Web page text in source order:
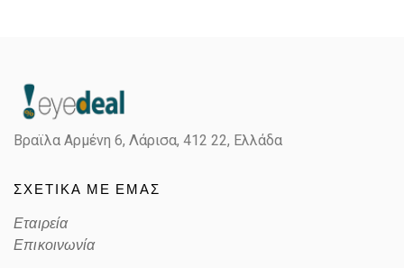
Color
Lens Color POLARIZED GRAY
Color code
Βραϊλα Αρμένη 6, Λάρισα, 412 22, Ελλάδα
ΣΧΕΤΙΚΑ ΜΕ ΕΜΑΣ
Εταιρεία
Επικοινωνία